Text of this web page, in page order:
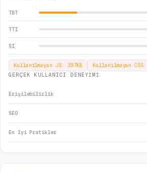
TBT
TTI
SI
Kullanılmayan JS: 397KB Kullanılmayan CSS:
GERÇEK KULLANICI DENEYİMİ
Erişilebilirlik
SEO
En İyi Pratikler